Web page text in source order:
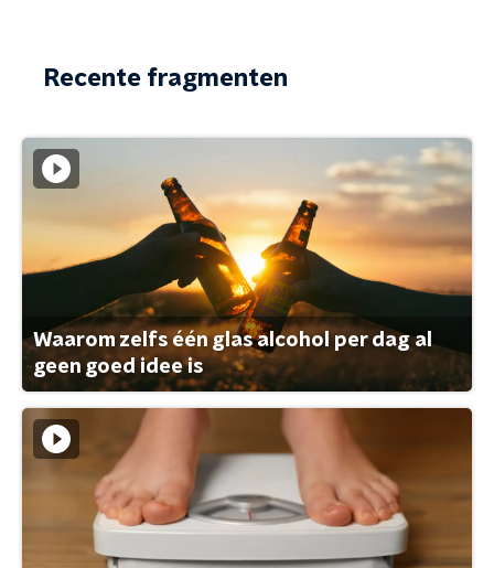
Recente fragmenten
Waarom zelfs één glas alcohol per dag al
geen goed idee is